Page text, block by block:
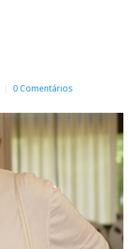
0 Comentários